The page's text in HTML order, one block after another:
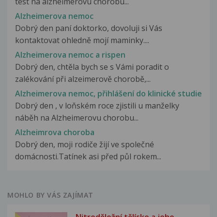
Alzheimerova nemoc
Dobrý den paní doktorko, dovoluji si Vás
kontaktovat ohledně mojí maminky....
Alzheimerova nemoc a rispen
Dobrý den, chtěla bych se s Vámi poradit o
zalékování při alzeimerově chorobě,...
Alzheimerova nemoc, přihlášení do klinické studie
Dobrý den , v loňském roce zjistili u manželky
náběh na Alzheimerovu chorobu...
Alzheimrova choroba
Dobrý den, moji rodiče žijí ve společné
domácnosti.Tatínek asi před půl rokem...
MOHLO BY VÁS ZAJÍMAT